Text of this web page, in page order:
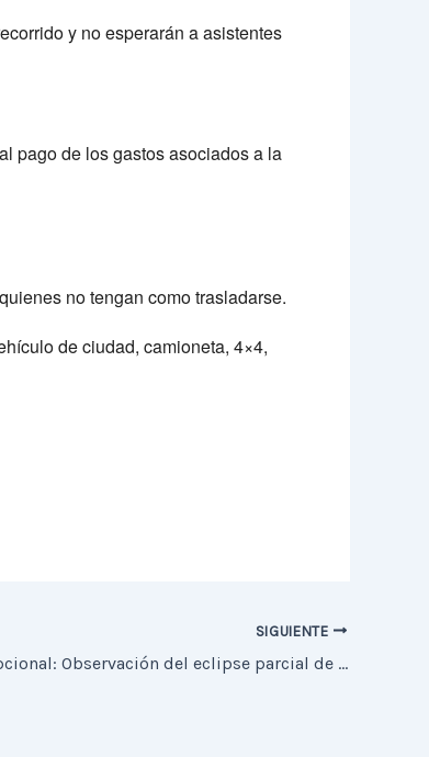
y no esperarán a asistentes
pago de los gastos asociados a la
no tengan como trasladarse.
de ciudad, camioneta, 4×4,
SIGUIENTE
Astroaventura excepcional: Observación del eclipse parcial de Luna del 19 de noviembre de 2021